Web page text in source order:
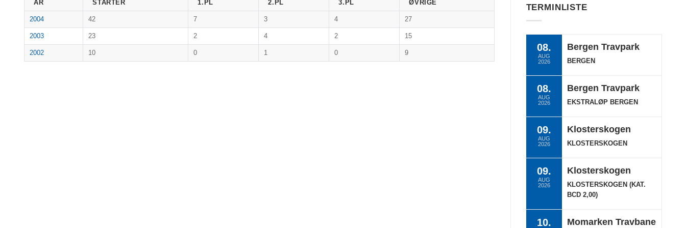
ÅR STARTER 1.PL 2.PL 3.PL ØVRIGE
2004 42 7 3 4 27
2003 23 2 4 2 15
2002 10 0 1 0 9
TERMINLISTE
08.
AUG
2026
Bergen Travpark
BERGEN
08.
AUG
2026
Bergen Travpark
EKSTRALØP BERGEN
09.
AUG
2026
Klosterskogen
KLOSTERSKOGEN
09.
AUG
2026
Klosterskogen
KLOSTERSKOGEN (KAT.
BCD 2,00)
10. Momarken Travbane